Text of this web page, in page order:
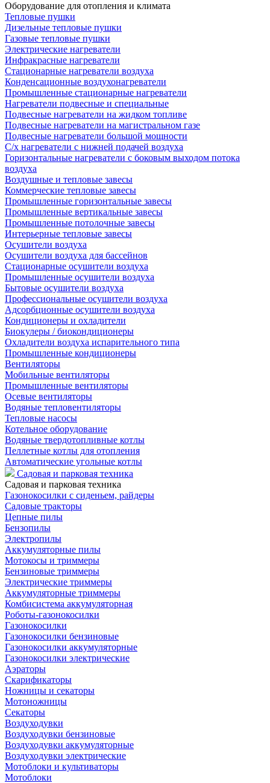
Оборудование для отопления и климата
Тепловые пушки
Дизельные тепловые пушки
Газовые тепловые пушки
Электрические нагреватели
Инфракрасные нагреватели
Стационарные нагреватели воздуха
Конденсационные воздухонагреватели
Промышленные стационарные нагреватели
Нагреватели подвесные и специальные
Подвесные нагреватели на жидком топливе
Подвесные нагреватели на магистральном газе
Подвесные нагреватели большой мощности
С/х нагреватели с нижней подачей воздуха
Горизонтальные нагреватели с боковым выходом потока
воздуха
Воздушные и тепловые завесы
Коммерческие тепловые завесы
Промышленные горизонтальные завесы
Промышленные вертикальные завесы
Промышленные потолочные завесы
Интерьерные тепловые завесы
Осушители воздуха
Осушители воздуха для бассейнов
Стационарные осушители воздуха
Промышленные осушители воздуха
Бытовые осушители воздуха
Профессиональные осушители воздуха
Адсорбционные осушители воздуха
Кондиционеры и охладители
Биокулеры / биокондиционеры
Охладители воздуха испарительного типа
Промышленные кондиционеры
Вентиляторы
Мобильные вентиляторы
Промышленные вентиляторы
Осевые вентиляторы
Водяные тепловентиляторы
Тепловые насосы
Котельное оборудование
Водяные твердотопливные котлы
Пеллетные котлы для отопления
Автоматические угольные котлы
Садовая и парковая техника
Садовая и парковая техника
Газонокосилки с сиденьем, райдеры
Садовые тракторы
Цепные пилы
Бензопилы
Электропилы
Аккумуляторные пилы
Мотокосы и триммеры
Бензиновые триммеры
Электрические триммеры
Аккумуляторные триммеры
Комбисистема аккумуляторная
Роботы-газонокосилки
Газонокосилки
Газонокосилки бензиновые
Газонокосилки аккумуляторные
Газонокосилки электрические
Аэраторы
Скарификаторы
Ножницы и секаторы
Мотоножницы
Секаторы
Воздуходувки
Воздуходувки бензиновые
Воздуходувки аккумуляторные
Воздуходувки электрические
Мотоблоки и культиваторы
Мотоблоки